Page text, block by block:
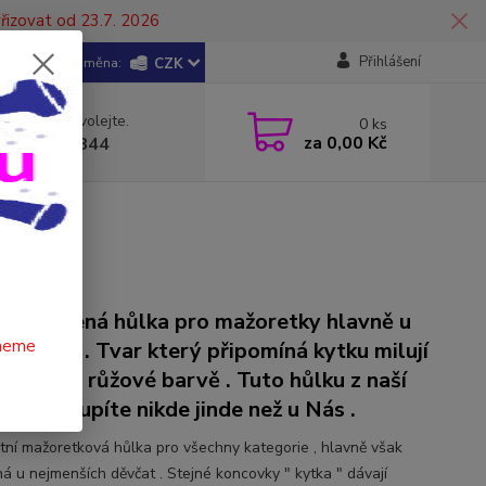
od 23.7. 2026
CZK Přihlášení
rady? Zavolejte.
446 844
0 ks
za 0,00 Kč
oblíbená hůlka pro mažoretky hlavně u
dětí . Tvar který připomíná kytku milují
v růžové barvě . Tuto hůlku z naší
nikde jinde než u Nás .
mažoretková hůlka pro všechny kategorie , hlavně však
u nejmenších děvčat . Stejné koncovky " kytka " dávají